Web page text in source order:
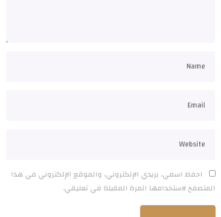
احفظ اسمي، بريدي الإلكتروني، والموقع الإلكتروني في هذا
المتصفح لاستخدامها المرة المقبلة في تعليقي.